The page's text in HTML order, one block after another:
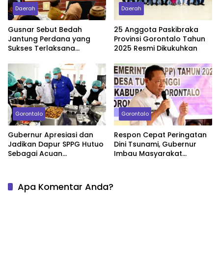
Daerah
Gusnar Sebut Bedah
Jantung Perdana yang
Sukses Terlaksana
HUT Gorontalo
Daerah
25 Anggota Paskibraka
Provinsi Gorontalo Tahun
2025 Resmi Dikukuhkan
Gorontalo
Gubernur Apresiasi dan
Jadikan Dapur SPPG Hutuo
Sebagai Acuan
Gorontalo
Respon Cepat Peringatan
Dini Tsunami, Gubernur
Imbau Masyarakat
Apa Komentar Anda?